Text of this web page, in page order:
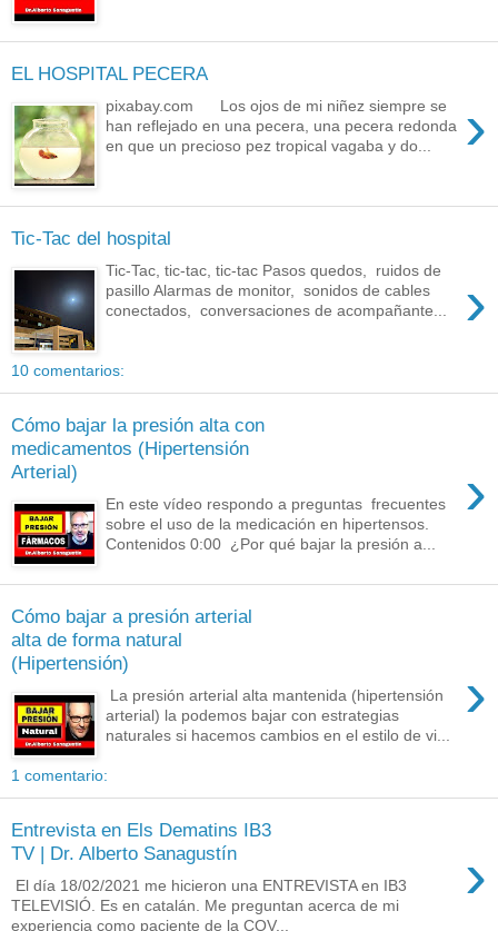
EL HOSPITAL PECERA
›
pixabay.com Los ojos de mi niñez siempre se
han reflejado en una pecera, una pecera redonda
en que un precioso pez tropical vagaba y do...
Tic-Tac del hospital
›
Tic-Tac, tic-tac, tic-tac Pasos quedos, ruidos de
pasillo Alarmas de monitor, sonidos de cables
conectados, conversaciones de acompañante...
10 comentarios:
Cómo bajar la presión alta con
medicamentos (Hipertensión
Arterial)
›
En este vídeo respondo a preguntas frecuentes
sobre el uso de la medicación en hipertensos.
Contenidos 0:00 ​ ¿Por qué bajar la presión a...
Cómo bajar a presión arterial
alta de forma natural
(Hipertensión)
›
La presión arterial alta mantenida (hipertensión
arterial) la podemos bajar con estrategias
naturales si hacemos cambios en el estilo de vi...
1 comentario:
Entrevista en Els Dematins IB3
TV | Dr. Alberto Sanagustín
›
El día 18/02/2021 me hicieron una ENTREVISTA en IB3
TELEVISIÓ. Es en catalán. Me preguntan acerca de mi
experiencia como paciente de la COV...